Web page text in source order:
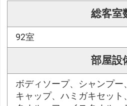
総客室
92室
部屋設
ボディソープ、シャンプー
キャップ、ハミガキセット